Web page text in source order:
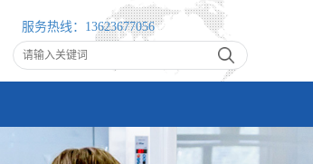
服务热线： 13623677056